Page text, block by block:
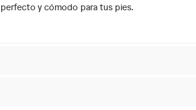
y cómodo para tus pies.